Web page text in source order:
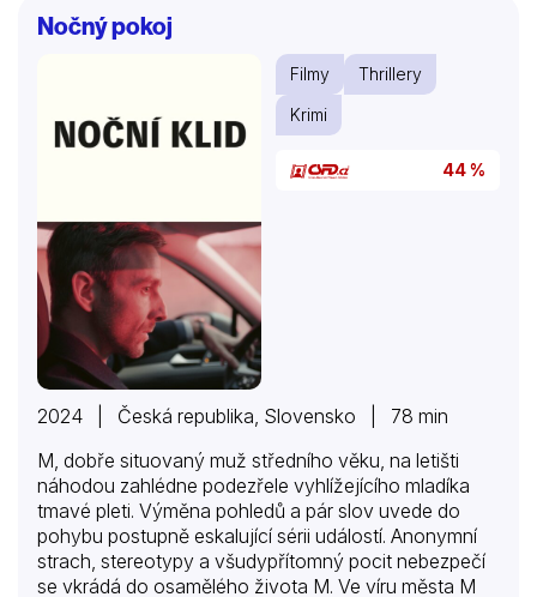
Nočný pokoj
Filmy
Thrillery
Krimi
44 %
2024 | Česká republika, Slovensko | 78 min
M, dobře situovaný muž středního věku, na letišti
náhodou zahlédne podezřele vyhlížejícího mladíka
tmavé pleti. Výměna pohledů a pár slov uvede do
pohybu postupně eskalující sérii událostí. Anonymní
strach, stereotypy a všudypřítomný pocit nebezpečí
se vkrádá do osamělého života M. Ve víru města M